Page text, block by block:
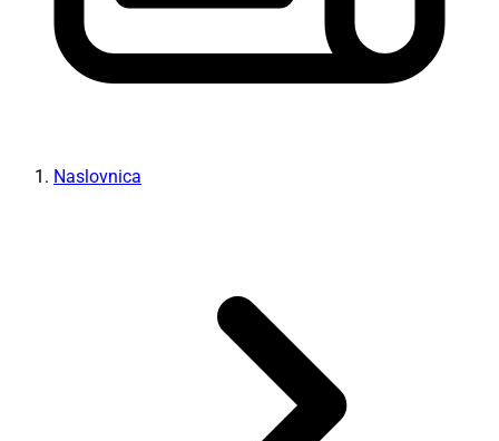
Naslovnica